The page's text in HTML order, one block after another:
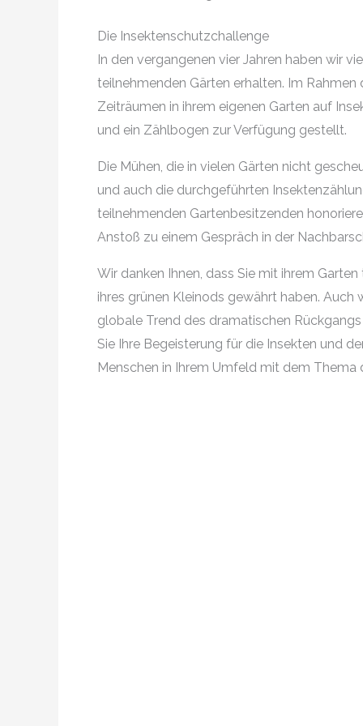
Die Insektenschutzchallenge
In den vergangenen vier Jahren haben wir
teilnehmenden Gärten erhalten. Im
Zeiträumen in ihrem eigenen Garten auf
und ein Zählbogen zur Verfügung gestellt.
Die Mühen, die in vielen Gärten nicht
und auch die durchgeführten
teilnehmenden Gartenbesitzenden
Anstoß zu einem Gespräch in der
Wir danken Ihnen, dass Sie mit ihrem
ihres grünen Kleinods gewährt haben.
globale Trend des dramatischen
Sie Ihre Begeisterung für die Insekten und
Menschen in Ihrem Umfeld mit dem Thema